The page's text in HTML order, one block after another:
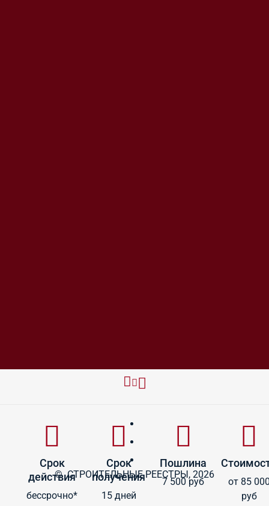
Срок
действия
бессрочно*
Срок
получения
15 дней
Пошлина
7 500 руб
от 85
руб
© СТРОИТЕЛЬНЫЕ РЕЕСТРЫ, 2026